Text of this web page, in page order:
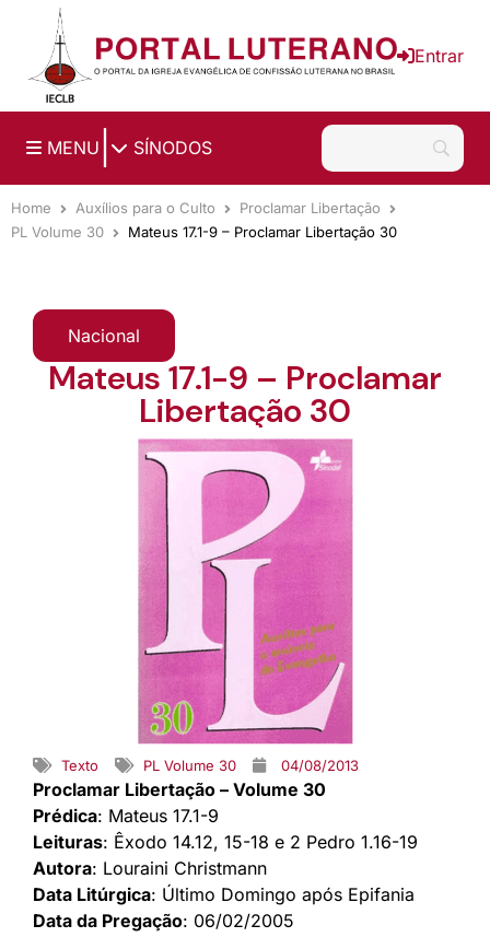
Ir para o conteúdo principal
Entrar
MENU SÍNODOS
Home Auxílios para o Culto
Proclamar Libertação
PL Volume 30
Mateus 17.1-9 – Proclamar Libertação 30
Nacional
Mateus 17.1-9 – Proclamar
Libertação 30
Texto PL Volume 30 04/08/2013
Proclamar Libertação – Volume 30
Prédica: Mateus 17.1-9
Leituras: Êxodo 14.12, 15-18 e 2 Pedro 1.16-19
Autora: Louraini Christmann
Data Litúrgica: Último Domingo após Epifania
Data da Pregação: 06/02/2005